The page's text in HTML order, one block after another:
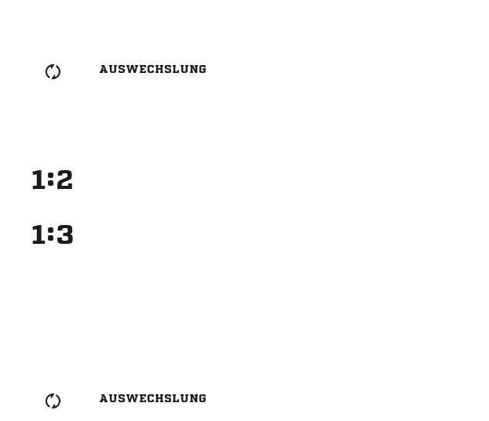
AUSWECHSLUNG
:
:
AUSWECHSLUNG